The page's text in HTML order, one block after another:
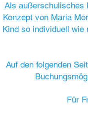
Als außerschulisches
Konzept von Maria
Kind so individuell wie
Auf den folgenden
Für